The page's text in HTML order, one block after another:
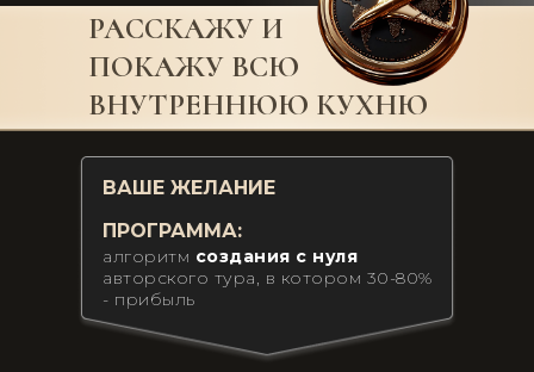
РАССКАЖУ И
ПОКАЖУ ВСЮ
ВНУТРЕННЮЮ КУХНЮ
ВАШЕ ЖЕЛАНИЕ
ПРОГРАММА:
алгоритм создания с нуля
авторского тура, в котором 30-80%
- прибыль